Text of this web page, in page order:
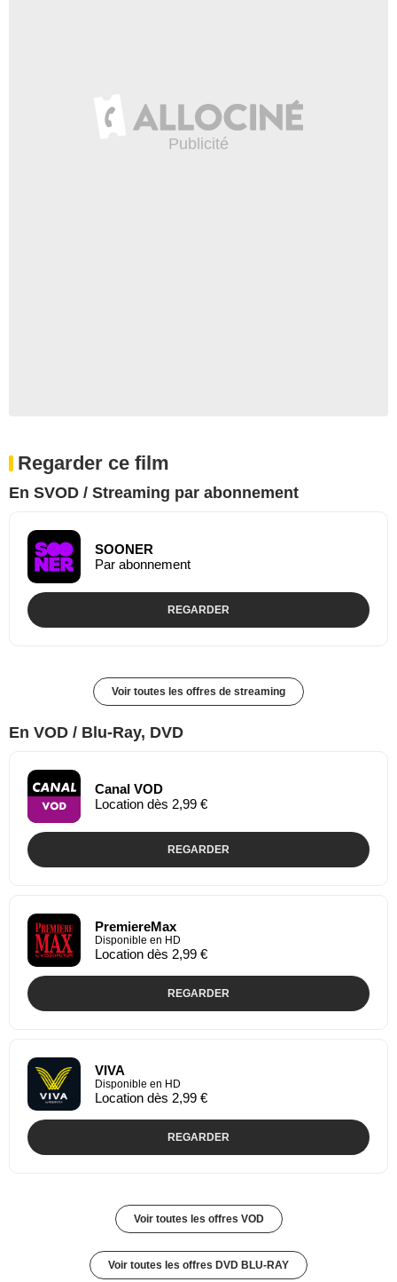
Regarder ce film
En SVOD / Streaming par abonnement
SOONER
Par abonnement
REGARDER
Voir toutes les offres de streaming
En VOD / Blu-Ray, DVD
Canal VOD
Location dès 2,99 €
REGARDER
PremiereMax
Disponible en HD
Location dès 2,99 €
REGARDER
VIVA
Disponible en HD
Location dès 2,99 €
REGARDER
Voir toutes les offres VOD
Voir toutes les offres DVD BLU-RAY